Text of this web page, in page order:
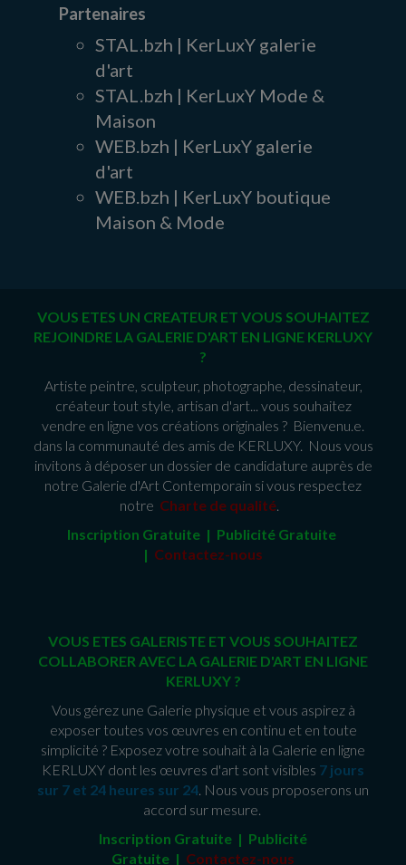
Partenaires
STAL.bzh | KerLuxY galerie
d'art
STAL.bzh | KerLuxY Mode &
Maison
WEB.bzh | KerLuxY galerie
d'art
WEB.bzh | KerLuxY boutique
Maison & Mode
VOUS ETES UN CREATEUR ET VOUS SOUHAITEZ
REJOINDRE LA GALERIE D'ART EN LIGNE KERLUXY
?
Artiste peintre, sculpteur, photographe, dessinateur,
créateur tout style, artisan d'art... vous souhaitez
vendre en ligne vos créations originales ? Bienvenu.e.
dans la communauté des amis de KERLUXY. Nous vous
invitons à déposer un dossier de candidature auprès de
notre Galerie d'Art Contemporain si vous respectez
notre Charte de qualité.
Inscription Gratuite | Publicité Gratuite
| Contactez-nous
VOUS ETES GALERISTE ET VOUS SOUHAITEZ
COLLABORER AVEC LA GALERIE D'ART EN LIGNE
KERLUXY ?
Vous gérez une Galerie physique et vous aspirez à
exposer toutes vos œuvres en continu et en toute
simplicité ? Exposez votre souhait à la Galerie en ligne
KERLUXY dont les œuvres d'art sont visibles 7 jours
sur 7 et 24 heures sur 24. Nous vous proposerons un
accord sur mesure.
Inscription Gratuite | Publicité
Gratuite | Contactez-nous